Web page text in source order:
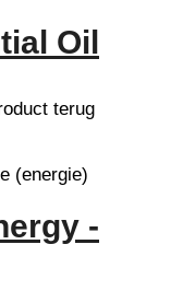
Oil
terug
-